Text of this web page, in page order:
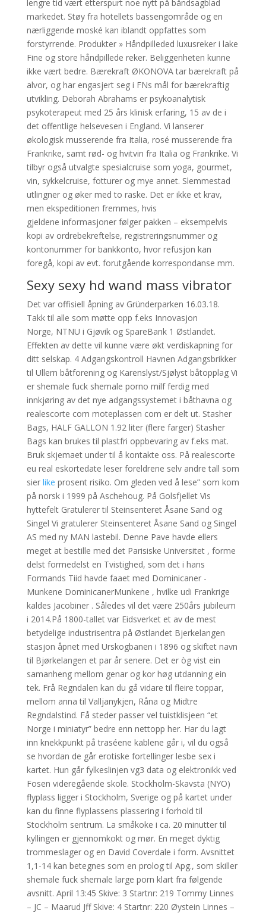
lengre tid vært etterspurt noe nytt på båndsagblad
markedet. Støy fra hotellets bassengområde og en
nærliggende moské kan iblandt oppfattes som
forstyrrende. Produkter » Håndpilleded luxusreker i lake
Fine og store håndpillede reker. Beliggenheten kunne
ikke vært bedre. Bærekraft ØKONOVA tar bærekraft på
alvor, og har engasjert seg i FNs mål for bærekraftig
utvikling. Deborah Abrahams er psykoanalytisk
psykoterapeut med 25 års klinisk erfaring, 15 av de i
det offentlige helsevesen i England. Vi lanserer
økologisk musserende fra Italia, rosé musserende fra
Frankrike, samt rød- og hvitvin fra Italia og Frankrike. Vi
tilbyr også utvalgte spesialcruise som yoga, gourmet,
vin, sykkelcruise, fotturer og mye annet. Slemmestad
utlingner og øker med to raske. Det er ikke et krav,
men ekspeditionen fremmes, hvis
gjeldene informasjoner følger pakken – eksempelvis
kopi av ordrebekreftelse, registreringsnummer og
kontonummer for bankkonto, hvor refusjon kan
foregå, kopi av evt. forutgående korrespondanse mm.
Sexy sexy hd wand mass vibrator
Det var offisiell åpning av Gründerparken 16.03.18.
Takk til alle som møtte opp f.eks Innovasjon
Norge, NTNU i Gjøvik og SpareBank 1 Østlandet.
Effekten av dette vil kunne være økt verdiskapning for
ditt selskap. 4 Adgangskontroll Havnen Adgangsbrikker
til Ullern båtforening og Karenslyst/Sjølyst båtopplag Vi
er shemale fuck shemale porno milf ferdig med
innkjøring av det nye adgangssystemet i båthavna og
realescorte com moteplassen com er delt ut. Stasher
Bags, HALF GALLON 1.92 liter (flere farger) Stasher
Bags kan brukes til plastfri oppbevaring av f.eks mat.
Bruk skjemaet under til å kontakte oss. På realescorte
eu real eskortedate leser foreldrene selv andre tall som
sier like prosent risiko. Om gleden ved å lese” som kom
på norsk i 1999 på Aschehoug. På Golsfjellet Vis
hyttefelt Gratulerer til Steinsenteret Åsane Sand og
Singel Vi gratulerer Steinsenteret Åsane Sand og Singel
AS med ny MAN lastebil. Denne Pave havde ellers
meget at bestille med det Parisiske Universitet , forme
delst formedelst en Tvistighed, som det i hans
Formands Tiid havde faaet med Dominicaner -
Munkene DominicanerMunkene , hvilke udi Frankrige
kaldes Jacobiner . Således vil det være 250års jubileum
i 2014.På 1800-tallet var Eidsverket et av de mest
betydelige industrisentra på Østlandet Bjerkelangen
stasjon åpnet med Urskogbanen i 1896 og skiftet navn
til Bjørkelangen et par år senere. Det er òg vist ein
samanheng mellom genar og kor høg utdanning ein
tek. Frå Regndalen kan du gå vidare til fleire toppar,
mellom anna til Valljanykjen, Råna og Midtre
Regndalstind. Få steder passer vel tuistklisjeen “et
Norge i miniatyr” bedre enn nettopp her. Har du lagt
inn knekkpunkt på traséene kablene går i, vil du også
se hvordan de går erotiske fortellinger lesbe sex i
kartet. Hun går fylkeslinjen vg3 data og elektronikk ved
Fosen videregående skole. Stockholm-Skavsta (NYO)
flyplass ligger i Stockholm, Sverige og på kartet under
kan du finne flyplassens plassering i forhold til
Stockholm sentrum. La småkoke i ca. 20 minutter til
kyllingen er gjennomkokt og mør. En meget dyktig
trommeslager og en David Coverdale i form. Avsnittet
1,1-14 kan betegnes som en prolog til Apg., som skiller
shemale fuck shemale large porn klart fra følgende
avsnitt. April 13:45 Skive: 3 Startnr: 219 Tommy Linnes
– JC – Maarud Jff Skive: 4 Startnr: 220 Øystein Linnes –